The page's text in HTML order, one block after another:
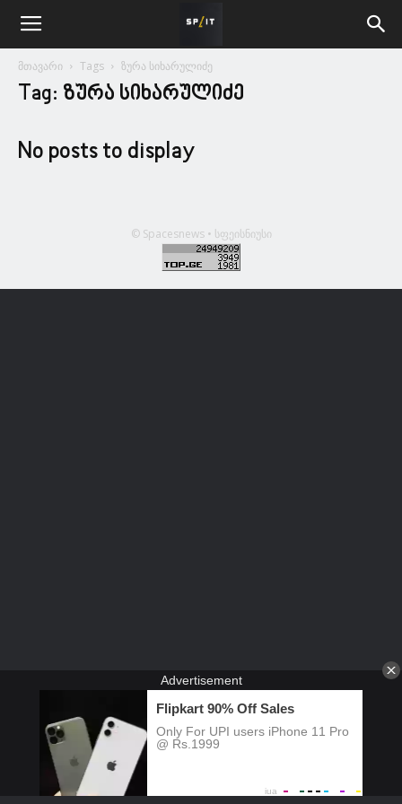
მთავარი Tags ზურა სიხარულიძე
Tag: ზურა სიხარულიძე
No posts to display
© Spacesnews • სფეისნიუსი